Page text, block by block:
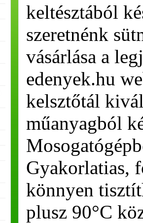
keltésztából
szeretnénk
vásárlása a
edenyek.hu
kelsztőtál
műanyagból
Gyakorlatias,
könnyen
plusz 90°C